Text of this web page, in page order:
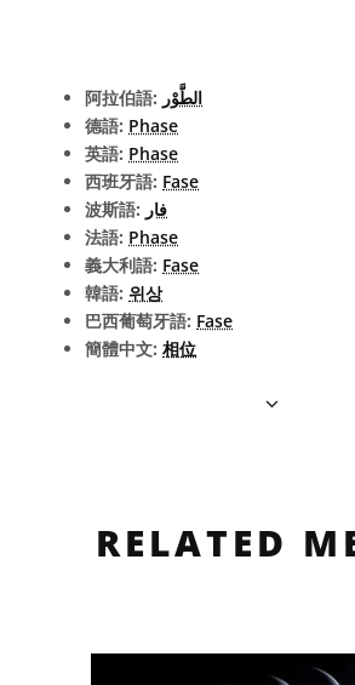
阿拉伯語: الطَّوْر
德語: Phase
英語: Phase
西班牙語: Fase
波斯語: فار
法語: Phase
義大利語: Fase
韓語: 위상
巴西葡萄牙語: Fase
簡體中文: 相位
RELATED